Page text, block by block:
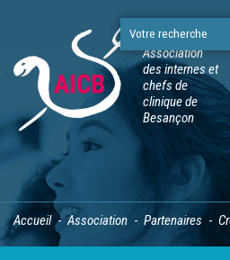
Association
des internes et
chefs de
clinique de
Besançon
Accueil Association Partenaires